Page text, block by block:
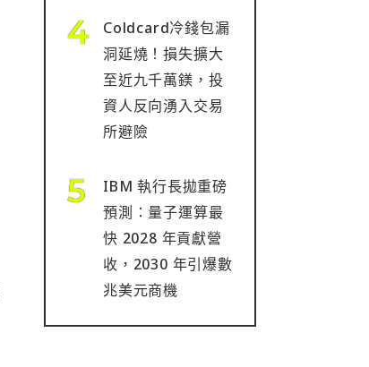
Coldcard冷錢包漏
洞延燒！損失擴大
至近九千萬鎂，投
資人反向湧入交易
所避險
IBM 執行長拋重磅
預測：量子運算最
快 2028 年貢獻營
收，2030 年引爆數
兆美元商機